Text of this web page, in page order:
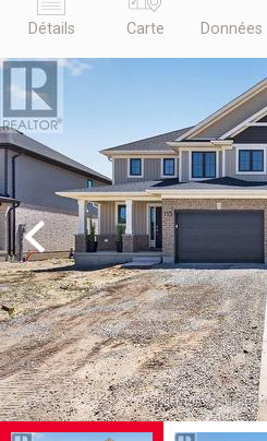
Détails Carte
Previous